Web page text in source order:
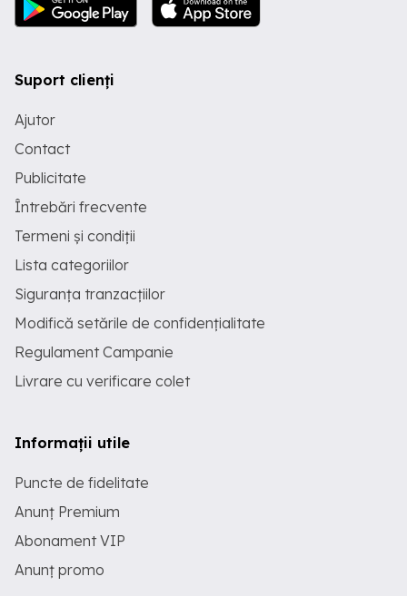
Suport clienți
Ajutor
Contact
Publicitate
Întrebări frecvente
Termeni și condiții
Lista categoriilor
Siguranța tranzacțiilor
Modifică setările de confidențialitate
Regulament Campanie
Livrare cu verificare colet
Informații utile
Puncte de fidelitate
Anunț Premium
Abonament VIP
Anunț promo